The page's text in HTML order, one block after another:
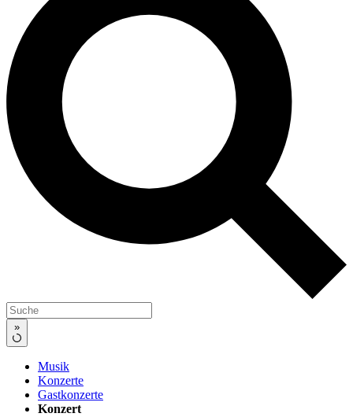
»
Musik
Konzerte
Gastkonzerte
Konzert